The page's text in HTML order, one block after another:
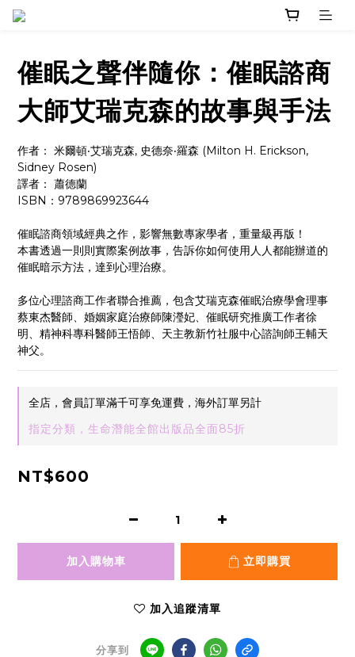
催眠之聲伴隨你：催眠諮商
大師艾瑞克森的故事與手法
作者： 米爾頓‧艾瑞克森, 史德奈‧羅森 (Milton H. Erickson,
Sidney Rosen)
譯者： 蕭德蘭
ISBN：9789869923644
催眠諮商領域經典之作，影響無數專家學者，重量級再版！
本書透過一則則實際案例故事，告訴你如何使用人人都能辦道的
催眠暗示方法，達到心理治療。
多位心理諮商工作者聯合推薦，包含艾瑞克森催眠治療學會理事
蔡東杰醫師、婚姻家庭治療師陳瀅妃、催眠研究推廣工作者徐
明、精神科專科醫師王悟師、天主教新竹社服中心諮詢師王輔天
神父。
全店，會員訂單滿千可享免運費，海外訂單另計
指定分類，生命潛能全館出版品全面85折
NT$600
加入購物車 立即購買
加入追蹤清單
分享到